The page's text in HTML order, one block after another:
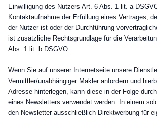
Einwilligung des Nutzers Art. 6 Abs. 1 lit. a
Kontaktaufnahme der Erfüllung eines Vertrages,
der Nutzer ist oder der Durchführung
ist zusätzliche Rechtsgrundlage für die
Abs. 1 lit. b DSGVO.
Wenn Sie auf unserer Internetseite unsere
Vermittler/unabhängiger Makler anfordern und
Adresse hinterlegen, kann diese in der Folge
eines Newsletters verwendet werden. In einem
den Newsletter ausschließlich Direktwerbung für